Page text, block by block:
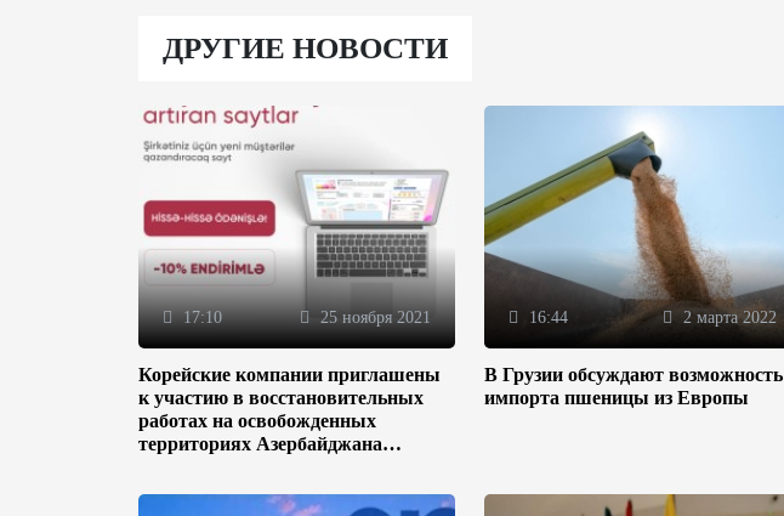
ДРУГИЕ НОВОСТИ
17:10 25 ноября 2021
Корейские компании приглашены
к участию в восстановительных
работах на освобожденных
территориях Азербайджана
16:44 2 марта 2022
В Грузии обсуждают возможность
импорта пшеницы из Европы